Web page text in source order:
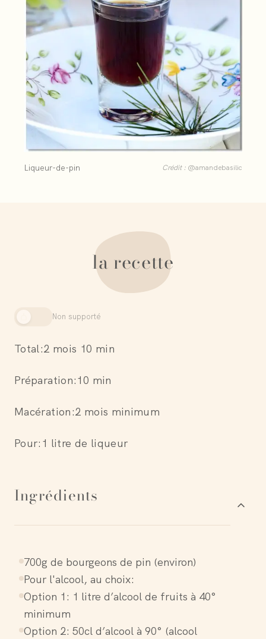
Liqueur-de-pin Crédit : @amandebasilic
la recette
Non supporté
Total:2 mois 10 min
Préparation:10 min
Macération:2 mois minimum
Pour: 1 litre de liqueur
Ingrédients
700g de bourgeons de pin (environ)
Pour l'alcool, au choix:
Option 1: 1 litre d’alcool de fruits à 40°
minimum
Option 2: 50cl d’alcool à 90° (alcool